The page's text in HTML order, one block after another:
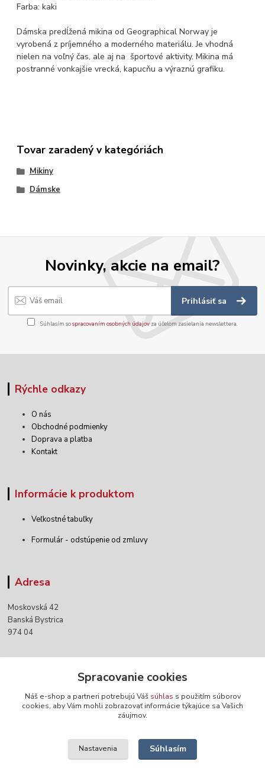
Farba: kaki
Dámska predĺžená mikina od Geographical Norway je
vyrobená z príjemného a moderného materiálu. Je vhodná
nielen na voľný čas, ale aj na športové aktivity. Mikina má
postranné vonkajšie vrecká, kapucňu a výraznú grafiku.
Tovar zaradený v kategóriách
Mikiny
Dámske
Novinky, akcie na email?
Prihlásiť sa
Súhlasím sospracovaním osobných údajov za účelom zasielania newslettera.
Rýchle odkazy
O nás
Obchodné podmienky
Doprava a platba
Kontakt
Informácie k produktom
Veľkostné tabuľky
Formulár - odstúpenie od zmluvy
Adresa
Moskovská 42
Banská Bystrica
974 04
+421 903 152 158
Spracovanie cookies
Náš e-shop a partneri potrebujú Váš súhlas s použitím súborov
cookies, aby Vám mohli zobrazovať informácie týkajúce sa Vašich
záujmov.
Nastavenia Súhlasím